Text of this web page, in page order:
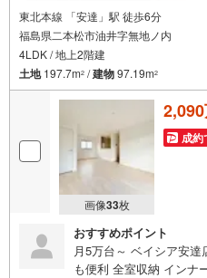
東北本線 「安達」駅 徒歩6分
福島県二本松市油井字無地ノ内
4LDK / 地上2階建
土地197.7m2 /建物97.19m2
画像33枚
成約
おすすめポイント
月5万台～ ベイシア安
も便利 全室収納 インナ